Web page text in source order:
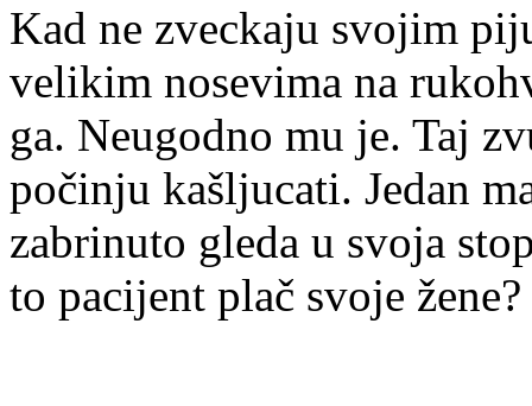
Kad ne zveckaju svojim
velikim nosevima na
ga. Neugodno mu je. Taj
počinju kašljucati. Jedan
zabrinuto gleda u svoja
to pacijent plač svoje žene?